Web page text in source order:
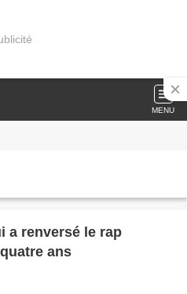
MENU
a renversé le rap
ans